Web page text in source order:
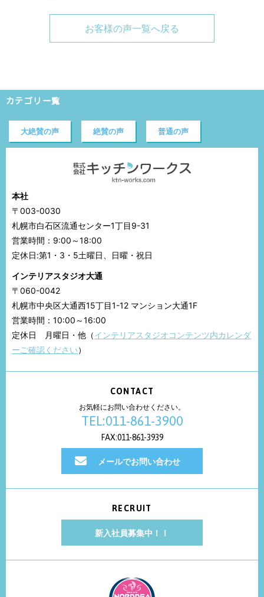
お客様の声一覧へ戻る
カテゴリ一覧
大絶賛の声 絶賛の声 普通の声
本社
〒003-0030
札幌市白石区流通センター1丁目9-31
営業時間：9:00～18:00
定休日:第1・3・5土曜日、日曜・祝日
インテリアスタジオ大通
〒060-0042
札幌市中央区大通西15丁目1-12 マンション大通1F
営業時間：10:00～16:00
定休日 月曜日・他（インテリアスタジオコンテンツ内カレンダ
ーご確認ください）
CONTACT
お気軽にお問い合わせください。
TEL:011-861-3900
FAX:011-861-3939
メールでお問い合わせ
RECRUIT
新入社員募集中！！